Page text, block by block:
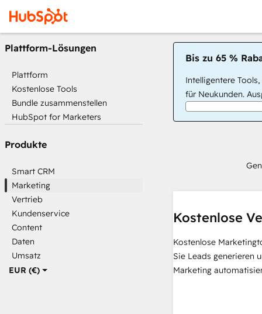
EUR (€)
Plattform-Lösungen
Plattform
Kostenlose Tools
Bundle zusammenstellen
HubSpot for Marketers
Produkte
Smart CRM
Marketing
Vertrieb
Kundenservice
Content
Daten
Umsatz
Bis zu 65 %
Intelligentere
für Neukunden.
Kostenlose
Kostenlose
Sie Leads generieren
Marketing